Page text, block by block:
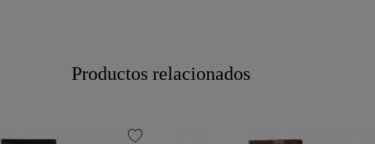
Productos relacionados